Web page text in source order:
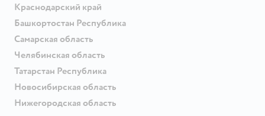
Краснодарский край
Башкортостан Республика
Самарская область
Челябинская область
Татарстан Республика
Новосибирская область
Нижегородская область